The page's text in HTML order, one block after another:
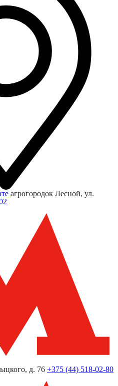
агрогородок Лесной, ул.
д. 76 +375 (44) 518-02-80